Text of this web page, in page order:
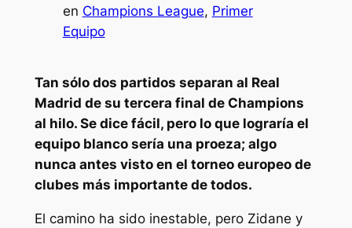
en Champions League, Primer
Equipo
Tan sólo dos partidos separan al Real
Madrid de su tercera final de Champions
al hilo. Se dice fácil, pero lo que lograría el
equipo blanco sería una proeza; algo
nunca antes visto en el torneo europeo de
clubes más importante de todos.
El camino ha sido inestable, pero Zidane y